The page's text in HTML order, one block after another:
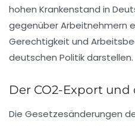
hohen Krankenstand in
gegenüber Arbeitnehmern
Gerechtigkeit und
deutschen Politik darstellen.
Der CO2-Export
Die Gesetzesänderungen